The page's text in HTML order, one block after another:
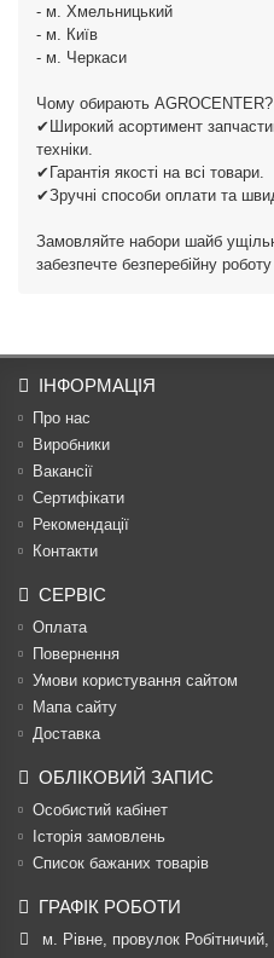
- м. Хмельницький
- м. Київ
- м. Черкаси
Чому обирають AGROCENTER?
✔Широкий асортимент
техніки.
✔Гарантія якості на всі товари.
✔Зручні способи оплати та
Замовляйте набори шайб
забезпечте безперебійну
ІНФОРМАЦІЯ
Про нас
Виробники
Вакансії
Сертифікати
Рекомендації
Контакти
СЕРВІС
Оплата
Повернення
Умови користування сайтом
Мапа сайту
Доставка
ОБЛІКОВИЙ ЗАПИС
Особистий кабінет
Історія замовлень
Список бажаних товарів
ГРАФІК РОБОТИ
м. Рівне, провулок Робітничий,